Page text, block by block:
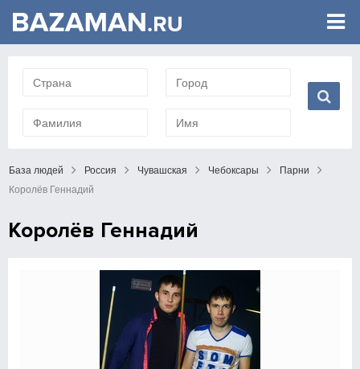
База людей Россия Чувашская Чебоксары
Парни
Королёв Геннадий
Королёв Геннадий